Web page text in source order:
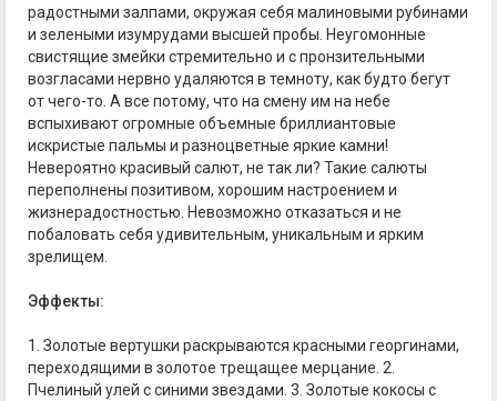
радостными залпами, окружая себя малиновыми рубинами
и зелеными изумрудами высшей пробы. Неугомонные
свистящие змейки стремительно и с пронзительными
возгласами нервно удаляются в темноту, как будто бегут
от чего-то. А все потому, что на смену им на небе
вспыхивают огромные объемные бриллиантовые
искристые пальмы и разноцветные яркие камни!
Невероятно красивый салют, не так ли? Такие салюты
переполнены позитивом, хорошим настроением и
жизнерадостностью. Невозможно отказаться и не
побаловать себя удивительным, уникальным и ярким
зрелищем.
Эффекты:
1. Золотые вертушки раскрываются красными георгинами,
переходящими в золотое трещащее мерцание. 2.
Пчелиный улей с синими звездами. 3. Золотые кокосы с